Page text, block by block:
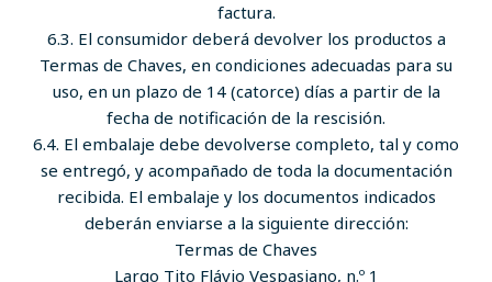
factura.
6.3. El consumidor deberá devolver los productos a
Termas de Chaves, en condiciones adecuadas para su
uso, en un plazo de 14 (catorce) días a partir de la
fecha de notificación de la rescisión.
6.4. El embalaje debe devolverse completo, tal y como
se entregó, y acompañado de toda la documentación
recibida. El embalaje y los documentos indicados
deberán enviarse a la siguiente dirección:
Termas de Chaves
Largo Tito Flávio Vespasiano, n.º 1